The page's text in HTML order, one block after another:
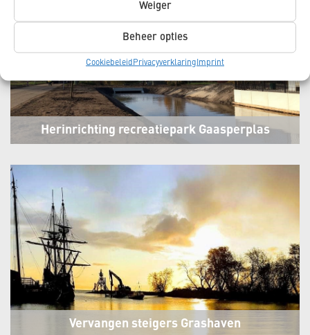
Weiger
Beheer opties
Cookiebeleid Privacyverklaring Imprint
Herinrichting recreatiepark Gaasperplas
Vervangen steigers Grashaven